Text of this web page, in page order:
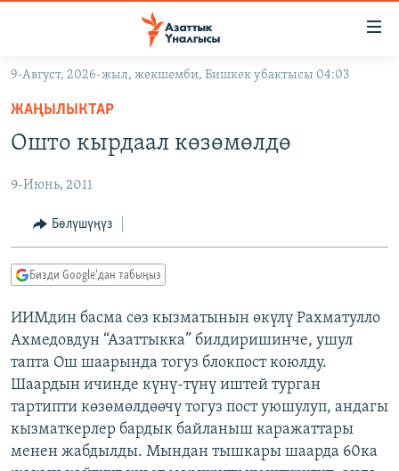
Навигацияга
өтүңүз
Издөөгө
салыңыз
САЯСАТ
ЭКОНОМИКА
ДҮЙНӨ
БОРБОР АЗИЯ
УКРАИНА
АТАЙЫН ИЛИКТӨӨ
БҮГҮН АЗАТТЫКТА
ЭКСПЕРТТЕР ТАЛДАЙТ
БИЗ ЖАНА ДҮЙНӨ
ДАНИСТЕ
ЭЖЕ-СИҢДИЛЕР
АЗАТТЫК+
ПОДКАСТ
ӨЗГӨЧӨ ПИКИР
Русский
ОНЛАЙН ШЕРИНЕ
9-Август, 2026-жыл, жекшемби, Бишкек убактысы 04:03
ЖАҢЫЛЫКТАР
Ошто кырдаал көзөмөлдө
9-Июнь, 2011
Бөлүшүңүз
Бизди Google'дан табыңыз
ИИМдин басма сөз кызматынын өкүлү Рахматулло
Ахмедовдун “Азаттыкка” билдиришинче, ушул
тапта Ош шаарында тогуз блокпост коюлду.
Шаардын ичинде күнү-түнү иштей турган
тартипти көзөмөлдөөчү тогуз пост уюшулуп, андагы
кызматкерлер бардык байланыш каражаттары
менен жабдылды. Мындан тышкары шаарда 60ка